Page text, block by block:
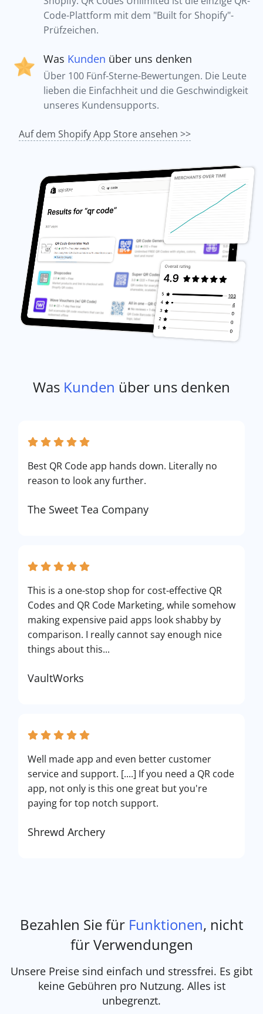
Code-Plattform mit dem "Built for Shopify"-
Prüfzeichen.
Was Kunden über uns denken
Über 100 Fünf-Sterne-Bewertungen. Die Leute
lieben die Einfachheit und die Geschwindigkeit
unseres Kundensupports.
Auf dem Shopify App Store ansehen >>
Was Kunden über uns denken
Best QR Code app hands down. Literally no
reason to look any further.
The Sweet Tea Company
This is a one-stop shop for cost-effective QR
Codes and QR Code Marketing, while somehow
making expensive paid apps look shabby by
comparison. I really cannot say enough nice
things about this...
VaultWorks
Well made app and even better customer
service and support. [....] If you need a QR code
app, not only is this one great but you're
paying for top notch support.
Shrewd Archery
Bezahlen Sie für Funktionen, nicht
für Verwendungen
Unsere Preise sind einfach und stressfrei. Es gibt
keine Gebühren pro Nutzung. Alles ist
unbegrenzt.